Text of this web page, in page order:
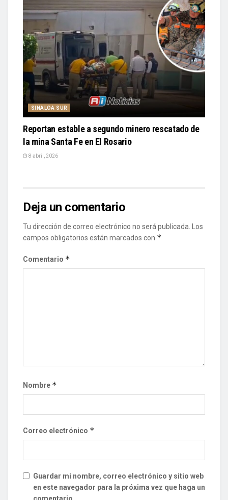
SINALOA SUR
Reportan estable a segundo minero rescatado de
la mina Santa Fe en El Rosario
8 abril, 2026
Deja un comentario
Tu dirección de correo electrónico no será publicada. Los
campos obligatorios están marcados con *
Comentario *
Nombre *
Correo electrónico *
Guardar mi nombre, correo electrónico y sitio web
en este navegador para la próxima vez que haga un
comentario.